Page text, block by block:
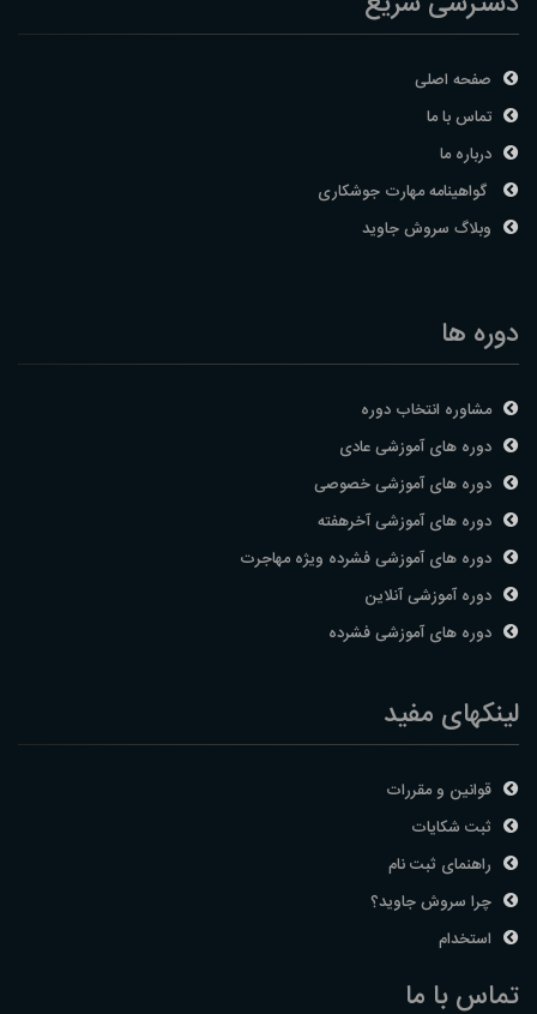
صفحه اصلی
تماس با ما
درباره ما
گواهینامه مهارت جوشکاری
وبلاگ سروش جاوید
دوره ها
مشاوره انتخاب دوره
دوره های آموزشی عادی
دوره های آموزشی خصوصی
دوره های آموزشی آخرهفته
دوره های آموزشی فشرده ویژه مهاجرت
دوره آموزشی آنلاین
دوره های آموزشی فشرده
لینکهای مفید
قوانین و مقررات
ثبت شکایات
راهنمای ثبت نام
چرا سروش جاوید؟
استخدام
تماس با ما